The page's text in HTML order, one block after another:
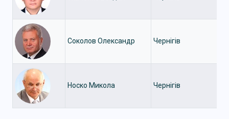
Соколов Олександр Чернігів
Носко Микола Чернігів